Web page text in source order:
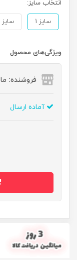
انتخاب سایز:
سایز 1 سایز 2
ویژگی‌های محصول
فروشنده:
آماده ارسال